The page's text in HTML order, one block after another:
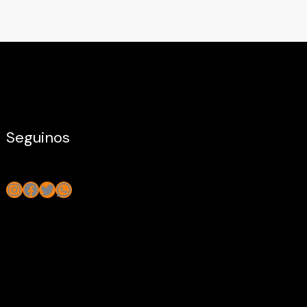
Seguinos
Instagram
Facebook
Twitter
WhatsApp